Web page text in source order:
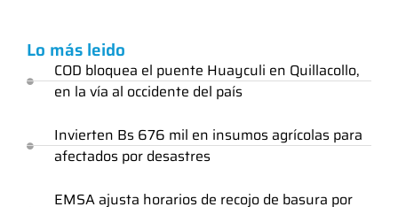
Lo más leido
COD bloquea el puente Huayculi en Quillacollo,
en la vía al occidente del país
Invierten Bs 676 mil en insumos agrícolas para
afectados por desastres
EMSA ajusta horarios de recojo de basura por